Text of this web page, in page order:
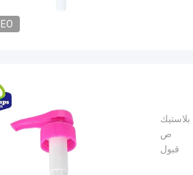
بلاستيك
ص
قبول